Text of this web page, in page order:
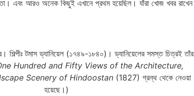
এবং আরও অনেক কিছুই এখানে প্রথম হয়েছিল। যাঁরা খোজ খবর রাখেন
শিল্পীঃ টমাস ড্যানিয়েল (১৭৪৯-১৮৪০)। ড্যানিয়েলের সমস্ত চিত্রই তাঁর
Hundred and Fifty Views of the Architecture,
Scenery of Hindoostan (1827) গ্রন্থ থেকে নেওয়া
হয়েছে।)